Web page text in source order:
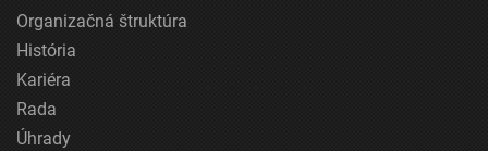
Organizačná štruktúra
História
Kariéra
Rada
Úhrady